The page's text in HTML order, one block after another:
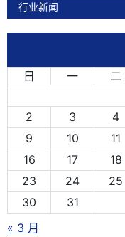
行业新闻
日
一 二
2
3 4
9
10 11
16
17 18
23
24 25
30
31
« 3 月